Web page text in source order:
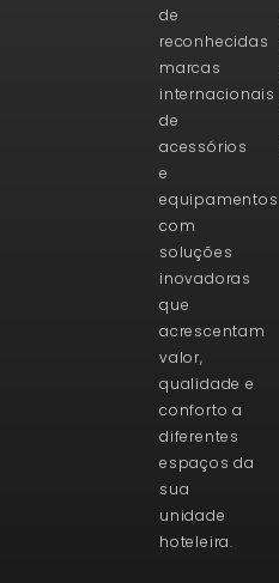
de
reconhecidas
marcas
internacionais
de
acessórios
e
equipamentos
com
soluções
inovadoras
que
acrescentam
valor,
qualidade e
conforto a
diferentes
espaços da
sua
unidade
hoteleira.